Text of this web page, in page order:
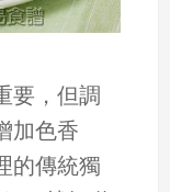
要，但調
加色香
的傳統獨